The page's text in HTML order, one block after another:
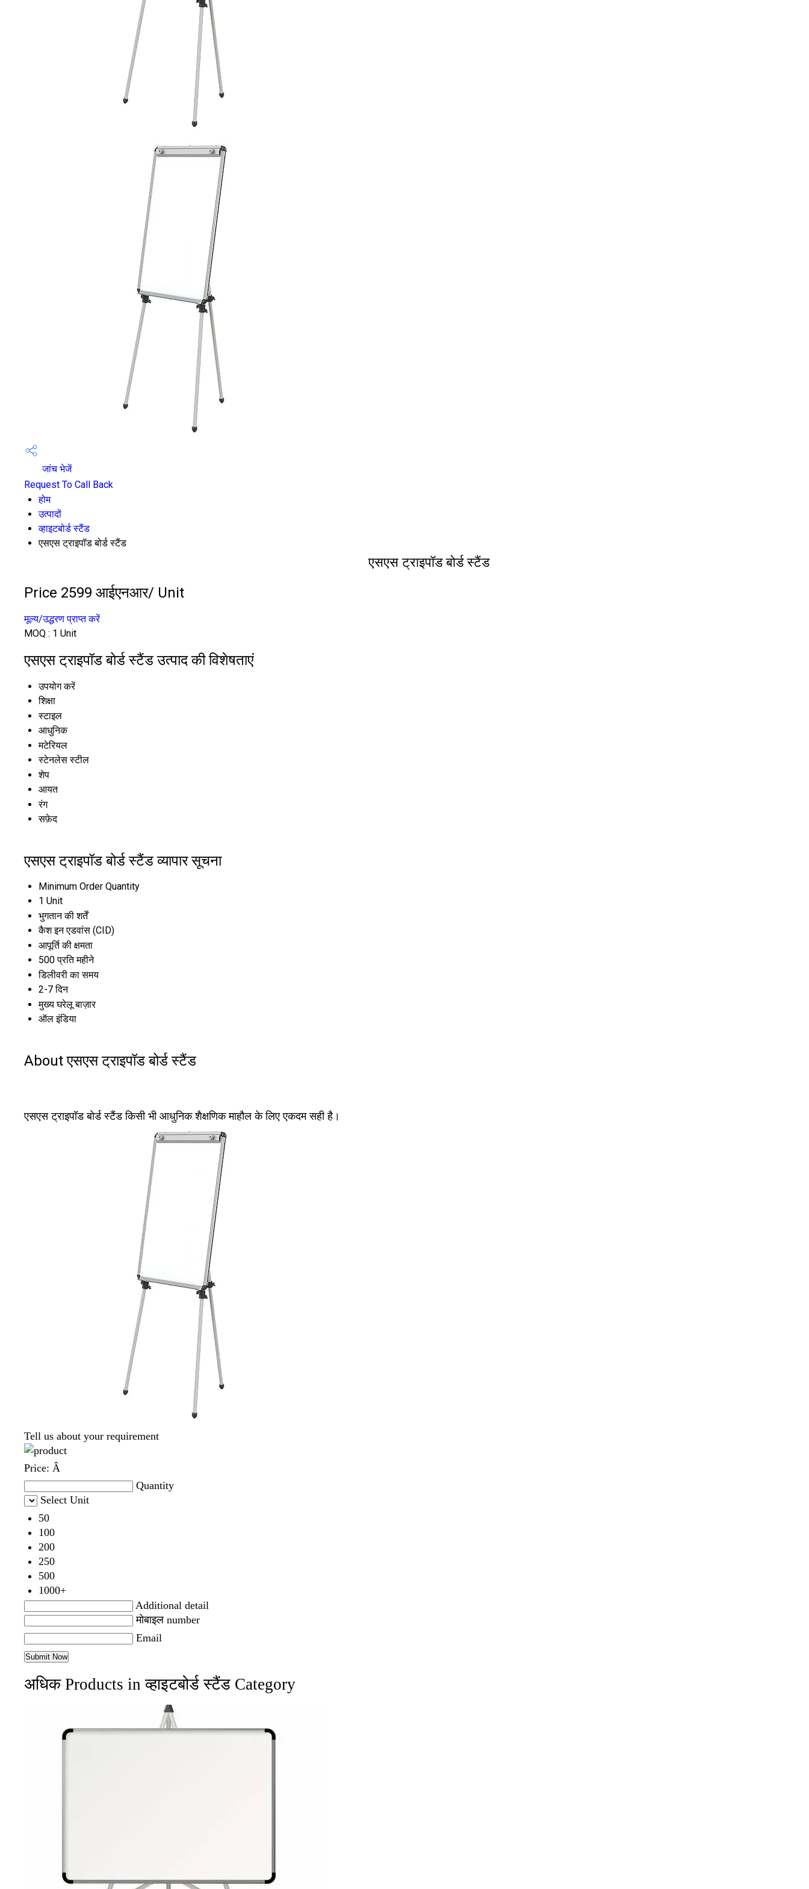
जांच भेजें
Request To Call Back
होम
उत्पादों
व्हाइटबोर्ड स्टैंड
एसएस ट्राइपॉड बोर्ड स्टैंड
एसएस ट्राइपॉड बोर्ड स्टैंड
Price 2599 आईएनआर/ Unit
मूल्य/उद्धरण प्राप्त करें
MOQ : 1 Unit
एसएस ट्राइपॉड बोर्ड स्टैंड उत्पाद की विशेषताएं
उपयोग करें
शिक्षा
स्टाइल
आधुनिक
मटेरियल
स्टेनलेस स्टील
शेप
आयत
रंग
सफ़ेद
एसएस ट्राइपॉड बोर्ड स्टैंड व्यापार सूचना
Minimum Order Quantity
1 Unit
भुगतान की शर्तें
कैश इन एडवांस (CID)
आपूर्ति की क्षमता
500 प्रति महीने
डिलीवरी का समय
2-7 दिन
मुख्य घरेलू बाज़ार
ऑल इंडिया
About एसएस ट्राइपॉड बोर्ड स्टैंड
एसएस ट्राइपॉड बोर्ड स्टैंड किसी भी आधुनिक शैक्षणिक माहौल के लिए एकदम सही है।
Tell us about your requirement
Price: Â
Quantity
Select Unit
50
100
200
250
500
1000+
Additional detail
मोबाइल number
Email
अधिक Products in व्हाइटबोर्ड स्टैंड Category